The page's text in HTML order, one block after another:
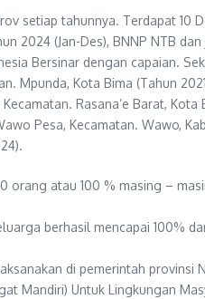
setiap tahunnya. Terdapat 10
2024 (Jan-Des), BNNP NTB dan
Bersinar dengan capaian.
Mpunda, Kota Bima (Tahun
Rasana’e Barat, Kota
Pesa, Kecamatan. Wawo,
orang atau 100 % masing –
berhasil mencapai 100%
di pemerintah provinsi
Mandiri) Untuk Lingkungan